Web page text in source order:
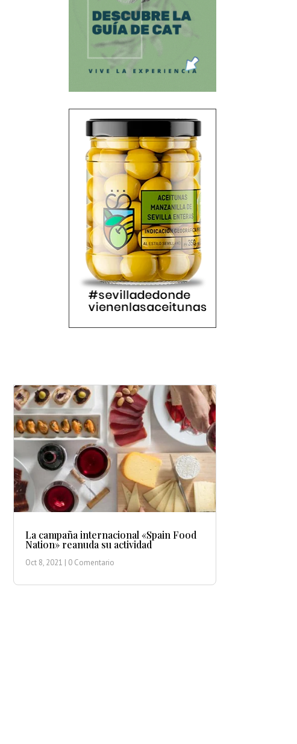
La campaña internacional «Spain Food
Nation» reanuda su actividad
Oct 8, 2021 | 0 Comentario